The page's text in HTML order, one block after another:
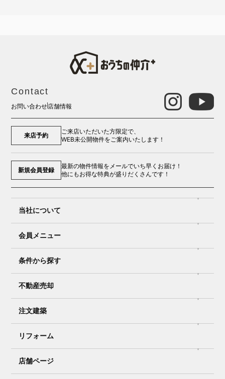
Contact
お問い合わせ 店舗情報
来店予約
ご来店いただいた方限定で、
WEB未公開物件をご案内いたします！
新規会員登録
最新の物件情報をメールでいち早くお届け！
他にもお得な特典が盛りだくさんです！
当社について
会員メニュー
条件から探す
不動産売却
注文建築
リフォーム
店舗ページ